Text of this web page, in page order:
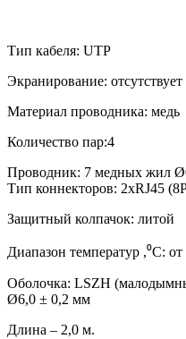
Тип кабеля: UTP
Экранирование: отсутствует
Материал проводника: медь
Количество пар:4
Проводник: 7 медных жил
Тип коннекторов: 2xRJ45
Защитный колпачок: литой
Диапазон температур ,⁰C:
Оболочка: LSZH
Ø6,0 ± 0,2 мм
Длина – 2,0 м.